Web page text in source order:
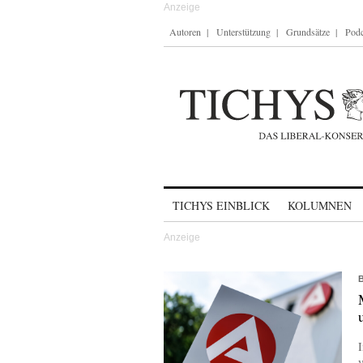
Autoren Unterstützung Grundsätze
TICHYS EINBLICK KOLUMNEN